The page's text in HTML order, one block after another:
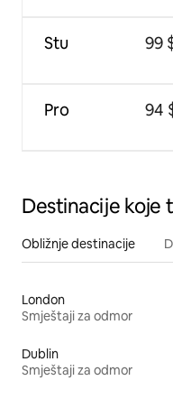
Stu
Pro
99
94
Destinacije koje
Obližnje destinacije
London
Smještaji za odmor
Dublin
Smještaji za odmor